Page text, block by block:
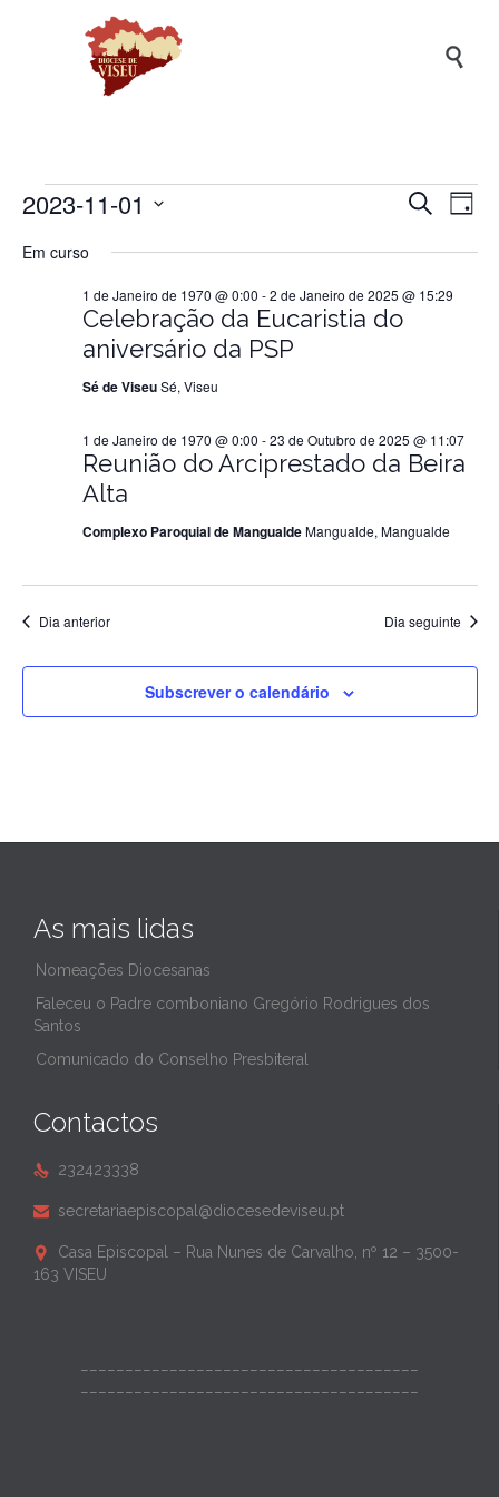

Eventos
Novembro
2023
e
Pesquisar
Dia
2023-11-01
a
Em curso
Celebração da Eucaristia do
aniversário da PSP
1 de Janeiro de 1970 @ 0:00 -2 de Janeiro de 2025 @ 15:29
Sé de ViseuSé, Viseu
Reunião do Arciprestado da Beira
Alta
1 de Janeiro de 1970 @ 0:00 -23 de Outubro de 2025 @ 11:07
Complexo Paroquial de MangualdeMangualde, Mangualde
Dia anterior Dia seguinte
Subscrever o calendário
As mais lidas
Nomeações Diocesanas
Faleceu o Padre comboniano Gregório Rodrigues dos
Santos
Comunicado do Conselho Presbiteral
Contactos
 232423338
 secretariaepiscopal@diocesedeviseu.pt

Casa Episcopal – Rua Nunes de Carvalho, nº 12 – 3500-
163 VISEU